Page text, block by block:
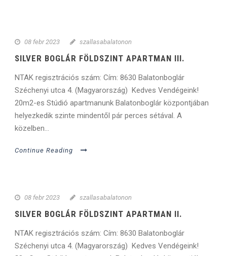
08 febr 2023 szallasabalatonon
SILVER BOGLÁR FÖLDSZINT APARTMAN III.
NTAK regisztrációs szám: Cím: 8630 Balatonboglár
Széchenyi utca 4. (Magyarország) Kedves Vendégeink!
20m2-es Stúdió apartmanunk Balatonboglár központjában
helyezkedik szinte mindentől pár perces sétával. A
közelben...
Continue Reading
08 febr 2023 szallasabalatonon
SILVER BOGLÁR FÖLDSZINT APARTMAN II.
NTAK regisztrációs szám: Cím: 8630 Balatonboglár
Széchenyi utca 4. (Magyarország) Kedves Vendégeink!